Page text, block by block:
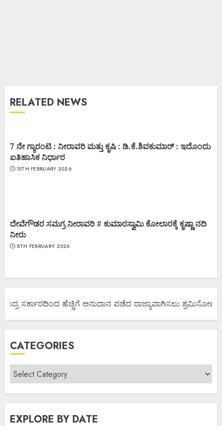
RELATED NEWS
7 ನೇ ಗ್ಯಾರಂಟಿ : ನೀರಾವರಿ ಮತ್ತು ಕೃಷಿ : ಡಿ.ಕೆ.ಶಿವಕುಮಾರ್ : ಇದೊಂದು
ಐತಿಹಾಸಿಕ ನಿರ್ಧಾರ
15TH FEBRUARY 2026
ದೇವೆಗೌಡರ ಸಮಗ್ರ ನೀರಾವರಿ # ಕುಮಾರಸ್ವಾಮಿ ಕೋಲಾರಕ್ಕೆ ಕೃಷ್ಣಾ ನದಿ
ನೀರು
8TH FEBRUARY 2026
ಸರ್ಕಾರದಿಂದ ಹೆಚ್ಚಿಗೆ ಅನುದಾನ ಪಡೆದ ರಾಜ್ಯಾವಾಗಿಸಲು ಶ್ರಮಿಸೋಣ ಬನ್ನಿ.
CATEGORIES
EXPLORE BY DATE